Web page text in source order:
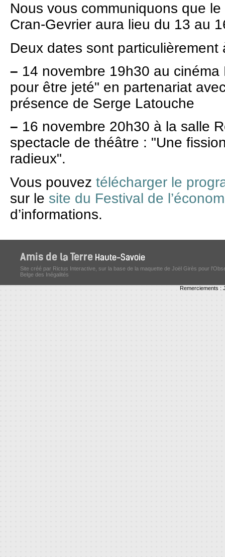
Nous vous communiquons que
Cran-Gevrier aura lieu du 13 au
Deux dates sont particulièrement
– 14 novembre 19h30 au cinéma
pour être jeté" en partenariat
présence de Serge Latouche
– 16 novembre 20h30 à la salle
spectacle de théâtre : "Une
radieux".
Vous pouvez télécharger le
sur le site du Festival de
d’informations.
Site créé par Rictus Interactive, sur la base de la maquette de Joël Girès pour
Belge des Inégalités
Remerciements :